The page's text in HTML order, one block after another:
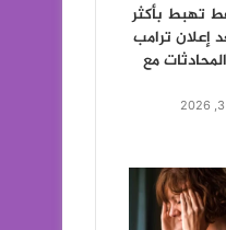
تهبط بأكثر
بعد إعلان ترامب
مع